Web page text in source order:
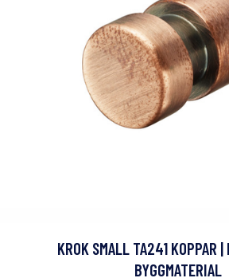
KROK SMALL TA241 KOPPAR |
BYGGMATERIAL